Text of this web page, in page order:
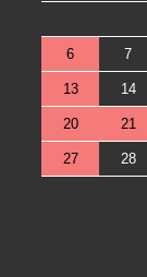
6 7
13 14
20 21
27 28